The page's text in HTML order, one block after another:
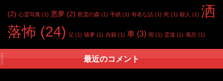
(2) 心霊写真 (1) 悪夢 (2) 慰霊の森 (1) 手紙 (1) 有名な話 (1) 死 (1) 殺人 (1) 洒
落怖 (24) 父 (1) 猿夢 (1) 自殺 (1) 車 (3) 雨 (1) 霊道 (1) 風呂 (1)
最近のコメント